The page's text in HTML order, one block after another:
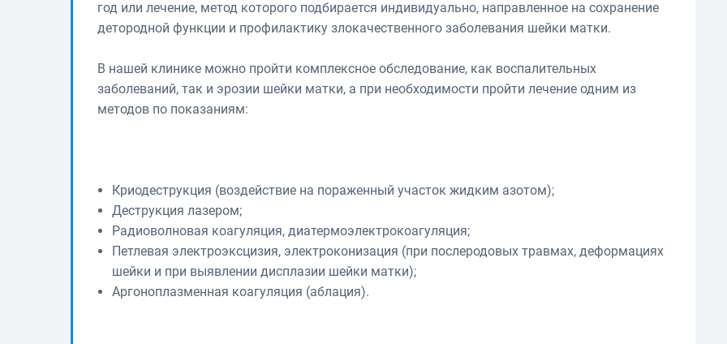
год или лечение, метод которого подбирается индивидуально, направленное на сохранение
детородной функции и профилактику злокачественного заболевания шейки матки.
В нашей клинике можно пройти комплексное обследование, как воспалительных
заболеваний, так и эрозии шейки матки, а при необходимости пройти лечение одним из
методов по показаниям:
Криодеструкция (воздействие на пораженный участок жидким азотом);
Деструкция лазером;
Радиоволновая коагуляция, диатермоэлектрокоагуляция;
Петлевая электроэксцизия, электроконизация (при послеродовых травмах, деформациях
шейки и при выявлении дисплазии шейки матки);
Аргоноплазменная коагуляция (аблация).